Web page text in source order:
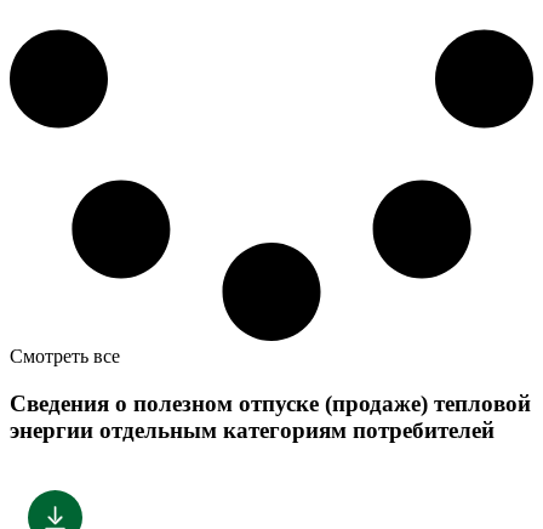
Смотреть все
Сведения о полезном отпуске (продаже) тепловой
энергии отдельным категориям потребителей